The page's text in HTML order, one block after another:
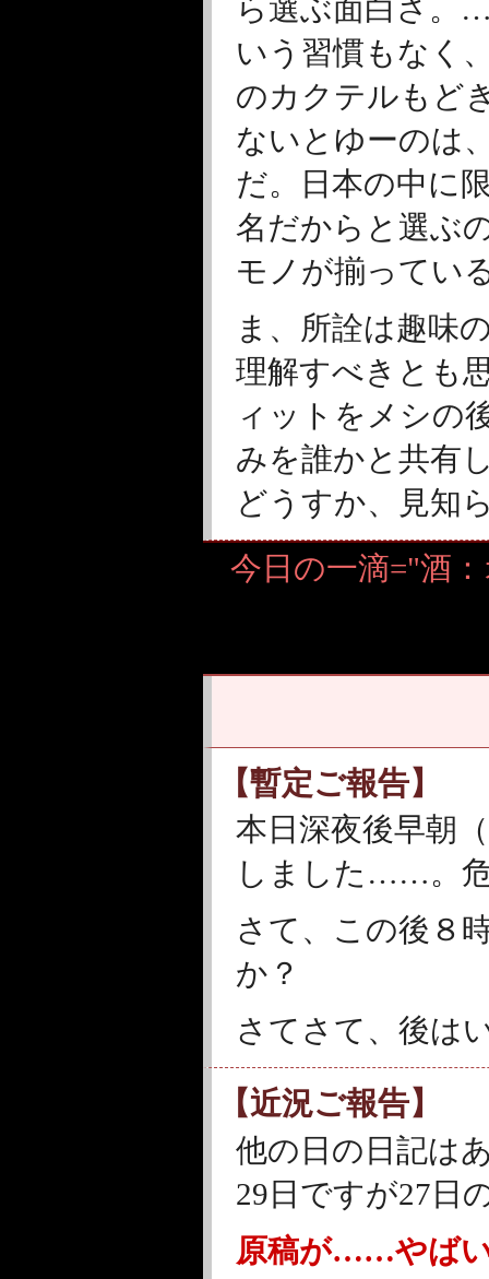
ら選ぶ面白さ。
いう習慣もなく
のカクテルもど
ないとゆーのは
だ。日本の中に
名だからと選ぶ
モノが揃ってい
ま、所詮は趣味
理解すべきとも
ィットをメシの
みを誰かと共有
どうすか、見知
今日の一滴="酒
【暫定ご報告】
本日深夜後早朝
しました……。
さて、この後８
か？
さてさて、後は
【近況ご報告】
他の日の日記は
29日ですが27日
原稿が……やば